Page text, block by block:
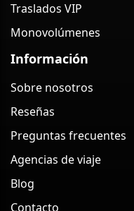
Traslados VIP
Monovolúmenes
Información
Sobre nosotros
Reseñas
Preguntas frecuentes
Agencias de viaje
Blog
Contacto